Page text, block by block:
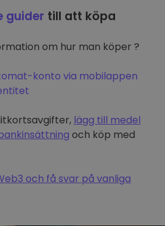
guider till att köpa
om hur man köper ?
konto via mobilappen
lägg till medel
och köp med
och få svar på vanliga